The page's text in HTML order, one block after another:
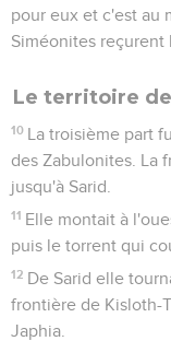
pour eux et c'est au
Siméonites reçurent
Le territoire
10 La troisième part
des Zabulonites. La
jusqu'à Sarid.
11 Elle montait à
puis le torrent qui
12 De Sarid elle
frontière de Kisloth-
Japhia.